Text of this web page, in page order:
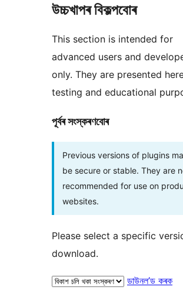
উচ্চখাপৰ বিকল্পবোৰ
This section is intended for
advanced users and
only. They are presented
testing and educational
পূৰ্বৰ সংস্কৰণবোৰ
Previous versions of plugins
be secure or stable. They are
recommended for use on
websites.
Please select a specific
download.
ডাউনল’ড কৰক